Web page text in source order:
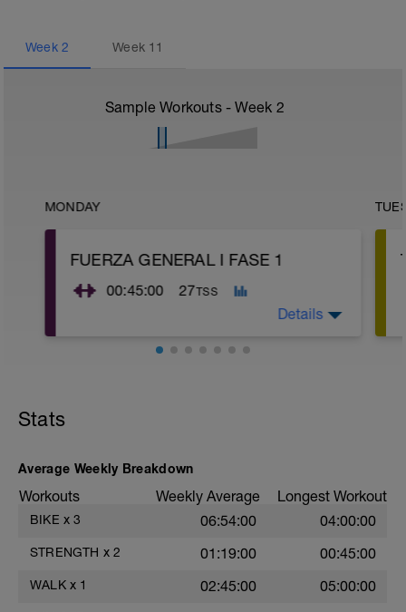
Week 2 Week 11
Sample Workouts - Week 2
MONDAY
FUERZA GENERAL I FASE 1
00:45:00 27TSS
https://www.youtube.com/watch?
v=qsnP3m4vsv8
https://www.youtube.com/watch?
Details
Stats
Average Weekly Breakdown
Workouts Weekly Average Longest Workout
BIKE x 3 06:54:00 04:00:00
STRENGTH x 2 01:19:00 00:45:00
WALK x 1 02:45:00 05:00:00